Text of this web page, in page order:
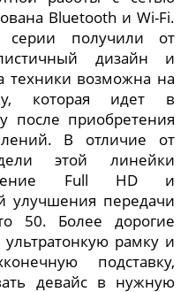
Bluetooth и Wi-Fi.
серии получили от
дизайн и
техники возможна на
которая идет в
после приобретения
В отличие от
этой линейки
Full HD и
улучшения передачи
50. Более дорогие
рамку и
подставку,
девайс в нужную